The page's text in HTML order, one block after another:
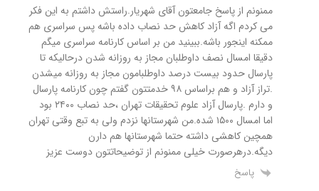
ممنونم از پاسخ جامعتون آقای شهریار.راستش داشتم به این فکر
می کردم اگه آزاد کاهش حد نصاب داده باشه پس سراسری هم
ممکنه اینجور باشه.ببینید من بر اساس کارنامه سراسری میگم
دقیقا امسال نصف داوطلبان مجاز به روزانه شدن درحالیکه تا
پارسال حدود بیست درصد داوطلبامون مجاز به روزانه میشدن
.تراز آزاد و هم براساس ۹۸ خدمتتون گفتم چون کارنامه پارسال
و دارم .پارسال آزاد علوم تحقیقات تهران ،حد نصاب ۲۴۰۰ بود
اما امسال ۱۵۰۰ شده.من شهرستانها نزدم ولی به تبع وقتی تهران
همچین کاهشی داشته حتما شهرستانها هم دارن
دیگه.درهرصورت خیلی ممنونم از توضیحاتتون دوست عزیز
پاسخ